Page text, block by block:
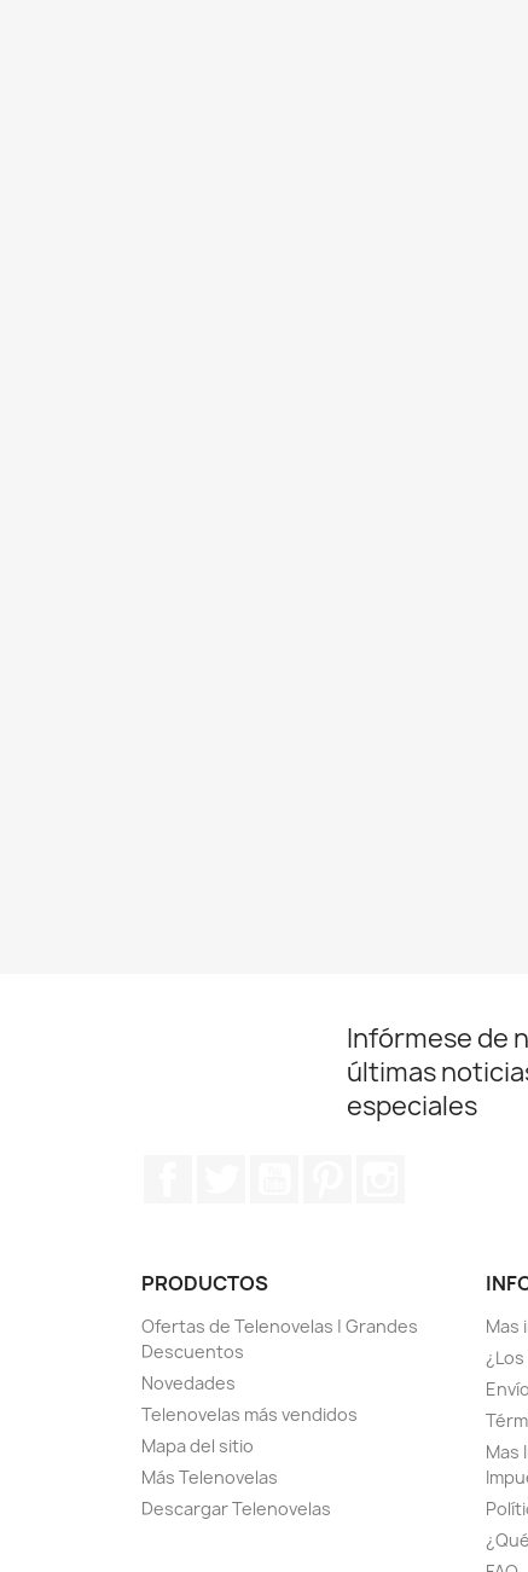
Infórmese de
últimas
especiales
PRODUCTOS
Ofertas de Telenovelas | Grandes
Descuentos
Novedades
Telenovelas más vendidos
Mapa del sitio
Más Telenovelas
Descargar Telenovelas
Mas
Envío
Mas